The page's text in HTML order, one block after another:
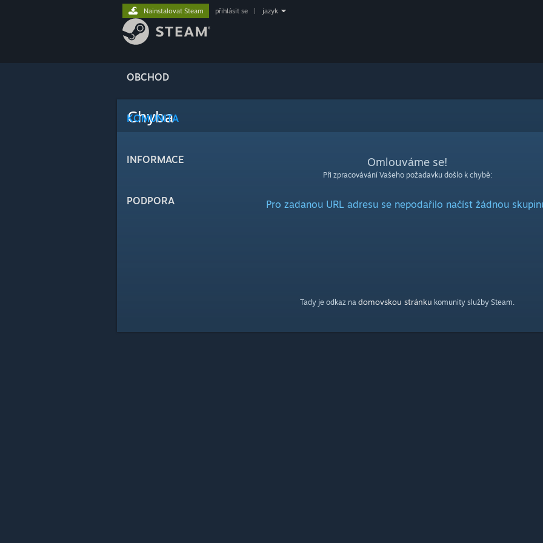
OBCHOD
KOMUNITA
INFORMACE
PODPORA
Nainstalovat Steam přihlásit se jazyk
Chyba
Omlouváme se!
Při zpracovávání Vašeho požadavku došlo k chybě:
Pro zadanou URL adresu se nepodařilo načíst žádnou
Tady je odkaz na domovskou stránku komunity služby Steam.